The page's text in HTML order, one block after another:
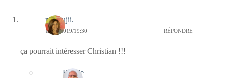
missfujii.
11/08/2019/19:30 RÉPONDRE
ça pourrait intéresser Christian !!!
Bernie